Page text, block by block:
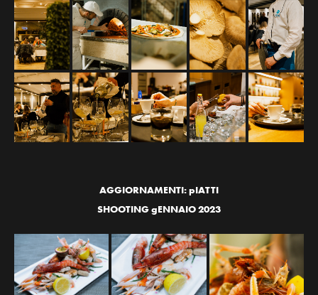
AGGIORNAMENTI: pIATTI
SHOOTING gENNAIO 2023